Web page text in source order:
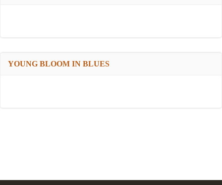
YOUNG BLOOM IN BLUES